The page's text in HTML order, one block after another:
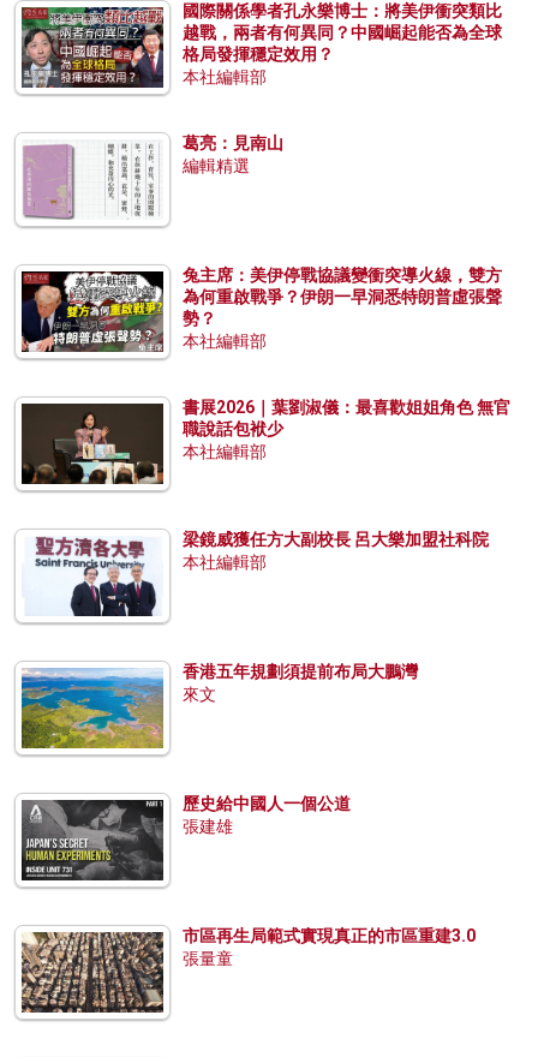
國際關係學者孔永樂博士：將美伊衝突類比
越戰，兩者有何異同？中國崛起能否為全球
格局發揮穩定效用？
本社編輯部
葛亮：見南山
編輯精選
兔主席：美伊停戰協議變衝突導火線，雙方
為何重啟戰爭？伊朗一早洞悉特朗普虛張聲
勢？
本社編輯部
書展2026｜葉劉淑儀：最喜歡姐姐角色 無官
職說話包袱少
本社編輯部
梁鏡威獲任方大副校長 呂大樂加盟社科院
本社編輯部
香港五年規劃須提前布局大鵬灣
來文
歷史給中國人一個公道
張建雄
市區再生局範式實現真正的市區重建3.0
張量童